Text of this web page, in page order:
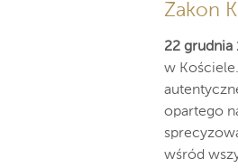
Zakon
22 grudnia
w
opartego
wśród